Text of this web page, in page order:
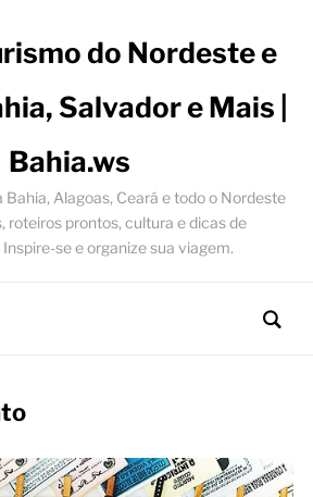
do Nordeste e
Salvador e Mais |
Bahia.ws
Bahia, Alagoas, Ceará e todo o Nordeste
roteiros prontos, cultura e dicas de
se e organize sua viagem.